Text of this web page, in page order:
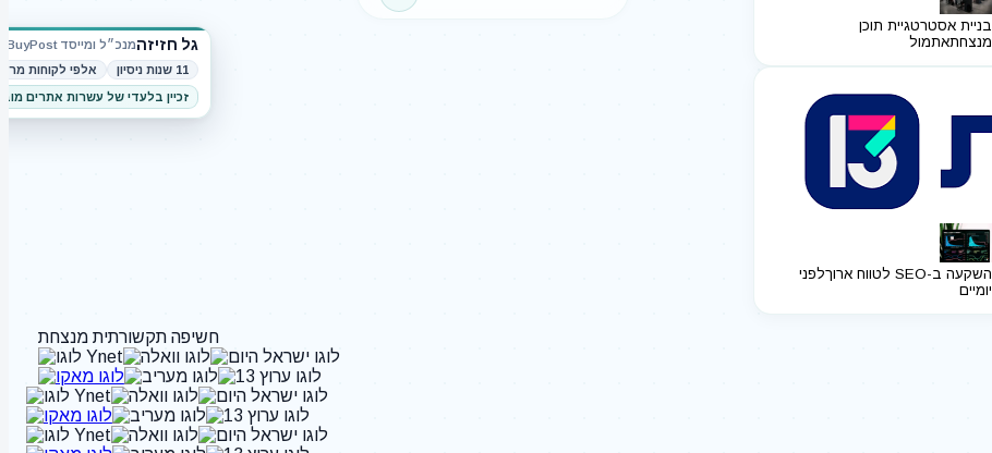
גל חזיזהמנכ״ל ומייסד BuyPost
11 שנות ניסיון
אלפי לקוחות
זכיין בלעדי של עשרות אתרים
בניית אסטרטגיית תוכן
מנצחתאתמול
השקעה ב-SEO לטווח ארוך
לפני
יומיים
חשיפה תקשורתית מנצחת